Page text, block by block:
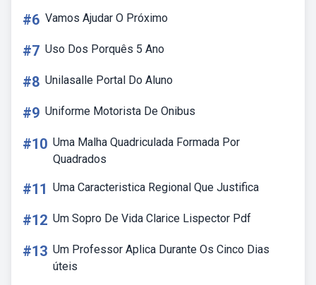
#6 Vamos Ajudar O Próximo
#7 Uso Dos Porquês 5 Ano
#8 Unilasalle Portal Do Aluno
#9 Uniforme Motorista De Onibus
#10 Uma Malha Quadriculada Formada Por
Quadrados
#11 Uma Caracteristica Regional Que Justifica
#12 Um Sopro De Vida Clarice Lispector Pdf
#13 Um Professor Aplica Durante Os Cinco Dias
úteis